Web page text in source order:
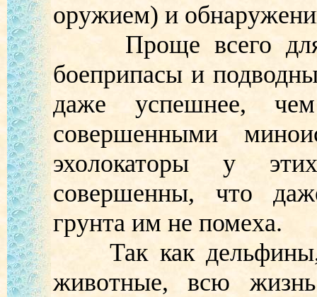
оружием) и
Проще всего для
боеприпасы и
даже успешнее,
совершенными
эхолокаторы у
совершенны, что
грунта им не помеха.
Так как дельфины,
животные, всю